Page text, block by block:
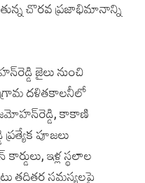
చొరవ ప్రజాభిమానాన్ని
జైలు నుంచి
గ్రామ దళితకాలనీలో
కాకాణి
పూజలు
ఇళ్ల స్థలాల
తదితర సమస్యలపై